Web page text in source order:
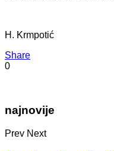
H. Krmpotić
Share
0
najnovije
Prev Next